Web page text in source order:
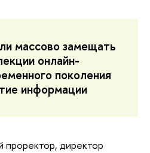
массово замещать
онлайн-
поколения
информации
проректор, директор